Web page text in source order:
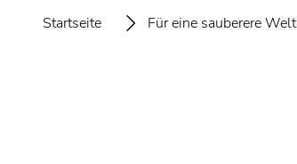
Startseite Für eine sauberere Welt